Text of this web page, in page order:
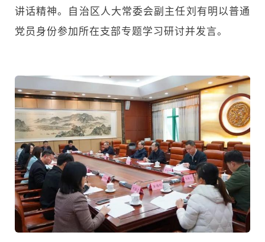
讲话精神。自治区人大常委会副主任刘有明以普通
党员身份参加所在支部专题学习研讨并发言。